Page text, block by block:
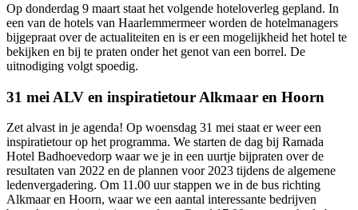
Op donderdag 9 maart staat het volgende hoteloverleg gepland. In
een van de hotels van Haarlemmermeer worden de hotelmanagers
bijgepraat over de actualiteiten en is er een mogelijkheid het hotel te
bekijken en bij te praten onder het genot van een borrel. De
uitnodiging volgt spoedig.
31 mei ALV en inspiratietour Alkmaar en Hoorn
Zet alvast in je agenda! Op woensdag 31 mei staat er weer een
inspiratietour op het programma. We starten de dag bij Ramada
Hotel Badhoevedorp waar we je in een uurtje bijpraten over de
resultaten van 2022 en de plannen voor 2023 tijdens de algemene
ledenvergadering. Om 11.00 uur stappen we in de bus richting
Alkmaar en Hoorn, waar we een aantal interessante bedrijven